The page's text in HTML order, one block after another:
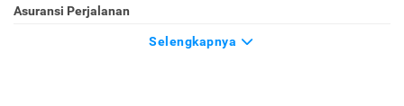
Asuransi Perjalanan
Selengkapnya